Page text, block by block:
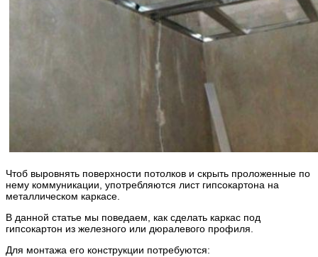
Чтоб выровнять поверхности потолков и скрыть проложенные по
нему коммуникации, употребляются лист гипсокартона на
металлическом каркасе.
В данной статье мы поведаем, как сделать каркас под
гипсокартон из железного или дюралевого профиля.
Для монтажа его конструкции потребуются: